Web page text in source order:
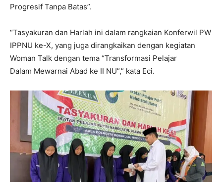
Progresif Tanpa Batas”.
“Tasyakuran dan Harlah ini dalam rangkaian Konferwil PW
IPPNU ke-X, yang juga dirangkaikan dengan kegiatan
Woman Talk dengan tema “Transformasi Pelajar
Dalam Mewarnai Abad ke II NU”,” kata Eci.